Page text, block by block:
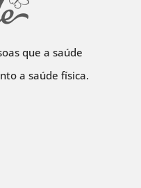
que a saúde
a saúde física.